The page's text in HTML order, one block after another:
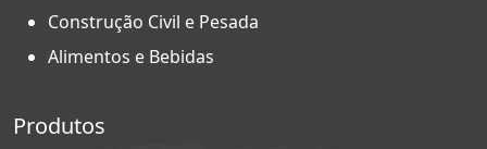
Construção Civil e Pesada
Alimentos e Bebidas
Produtos